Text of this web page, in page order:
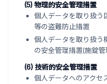
(5) 物理的安全管理措置
個人データを取り扱う
等の盗難防止措置
個人データを取り扱う
の安全管理措置(施錠管
(6) 技術的安全管理措置
個人データへのアクセ